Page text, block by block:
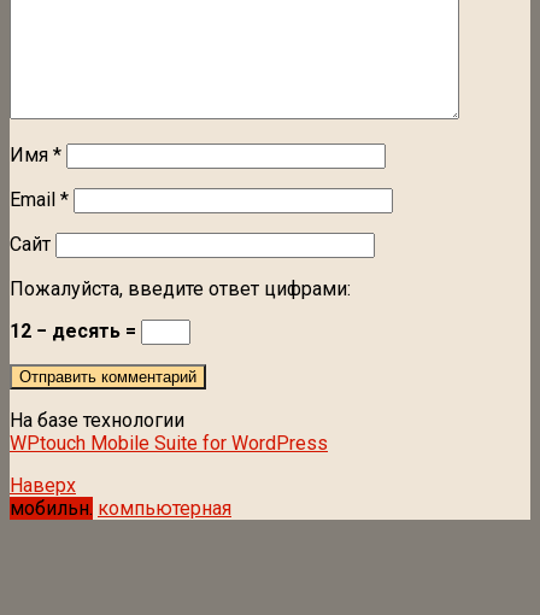
Имя *
Email *
Сайт
Пожалуйста, введите ответ цифрами:
12 − десять =
На базе технологии
WPtouch Mobile Suite for WordPress
Наверх
мобильн. компьютерная